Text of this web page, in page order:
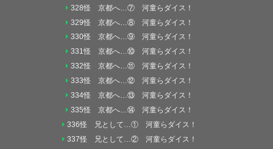
328怪 京都へ…⑦ 河童らダイス！
329怪 京都へ…⑧ 河童らダイス！
330怪 京都へ…⑨ 河童らダイス！
331怪 京都へ…⑩ 河童らダイス！
332怪 京都へ…⑪ 河童らダイス！
333怪 京都へ…⑫ 河童らダイス！
334怪 京都へ…⑬ 河童らダイス！
335怪 京都へ…⑭ 河童らダイス！
336怪 兄として…① 河童らダイス！
337怪 兄として…② 河童らダイス！